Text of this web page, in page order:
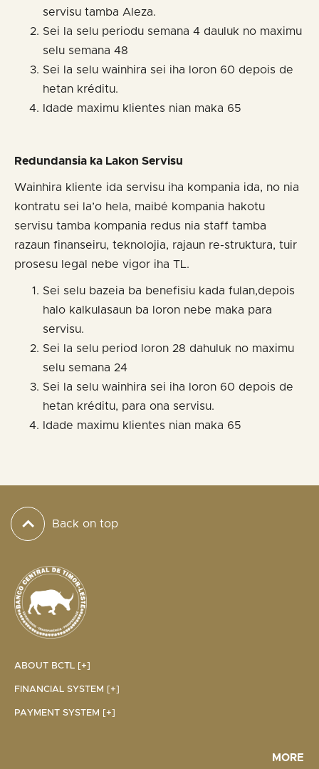
servisu tamba Aleza.
Sei la selu periodu semana 4 dauluk no maximu
selu semana 48
Sei la selu wainhira sei iha loron 60 depois de
hetan kréditu.
Idade maximu klientes nian maka 65
Redundansia ka Lakon Servisu
Wainhira kliente ida servisu iha kompania ida, no nia
kontratu sei la’o hela, maibé kompania hakotu
servisu tamba kompania redus nia staff tamba
razaun finanseiru, teknolojia, rajaun re-struktura, tuir
prosesu legal nebe vigor iha TL.
Sei selu bazeia ba benefisiu kada fulan,depois
halo kalkulasaun ba loron nebe maka para
servisu.
Sei la selu period loron 28 dahuluk no maximu
selu semana 24
Sei la selu wainhira sei iha loron 60 depois de
hetan kréditu, para ona servisu.
Idade maximu klientes nian maka 65
Back on top
ABOUT BCTL [+]
FINANCIAL SYSTEM [+]
PAYMENT SYSTEM [+]
MORE